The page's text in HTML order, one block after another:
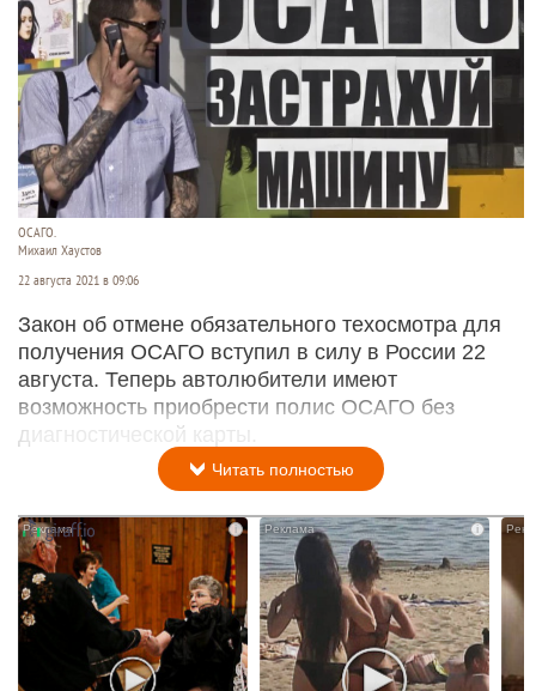
ОСАГО.
Михаил Хаустов
22 августа 2021 в 09:06
Закон об отмене обязательного техосмотра для
получения ОСАГО вступил в силу в России 22
августа. Теперь автолюбители имеют
возможность приобрести полис ОСАГО без
диагностической карты.
Читать полностью
i